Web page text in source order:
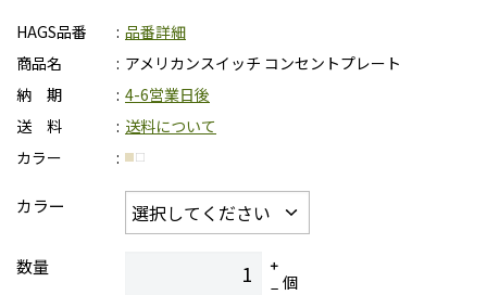
HAGS品番
品番詳細
商品名
アメリカンスイッチ コンセントプレート
納 期
4-6営業日後
送 料
送料について
カラー
カラー
数量
個